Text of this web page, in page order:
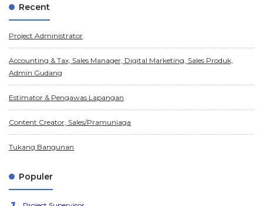
Recent
Project Administrator
Accounting & Tax, Sales Manager, Digital Marketing, Sales Produk,
Admin Gudang
Estimator & Pengawas Lapangan
Content Creator, Sales/Pramuniaga
Tukang Bangunan
Populer